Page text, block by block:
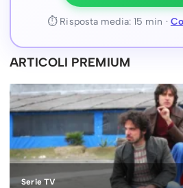
⏱ Risposta media: 15 min ·
ARTICOLI PREMIUM